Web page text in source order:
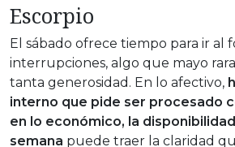
Escorpio
El sábado ofrece tiempo para ir al
interrupciones, algo que mayo
tanta generosidad. En lo afectivo,
interno que pide ser procesado
en lo económico, la
semana puede traer la claridad